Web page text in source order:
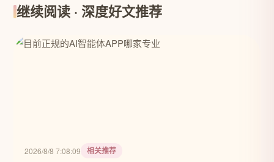
继续阅读 · 深度好文推荐
2026/8/8 7:08:09 相关推荐